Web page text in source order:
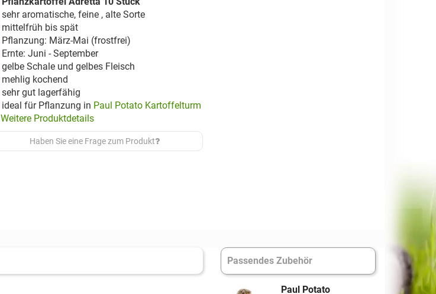
sehr aromatische, feine , alte Sorte
mittelfrüh bis spät
Pflanzung: März-Mai (frostfrei)
Ernte: Juni - September
gelbe Schale und gelbes Fleisch
mehlig kochend
sehr gut lagerfähig
ideal für Pflanzung in Paul Potato Kartoffelturm
Weitere Produktdetails
Haben Sie eine Frage zum Produkt
Passendes Zubehör
Paul Potato